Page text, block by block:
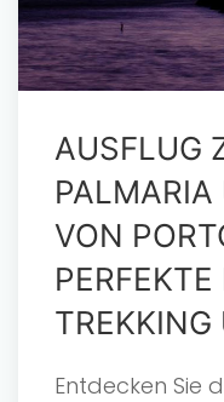
AUSFLUG
PALMARIA
VON
TREKKING
Entdecken Sie